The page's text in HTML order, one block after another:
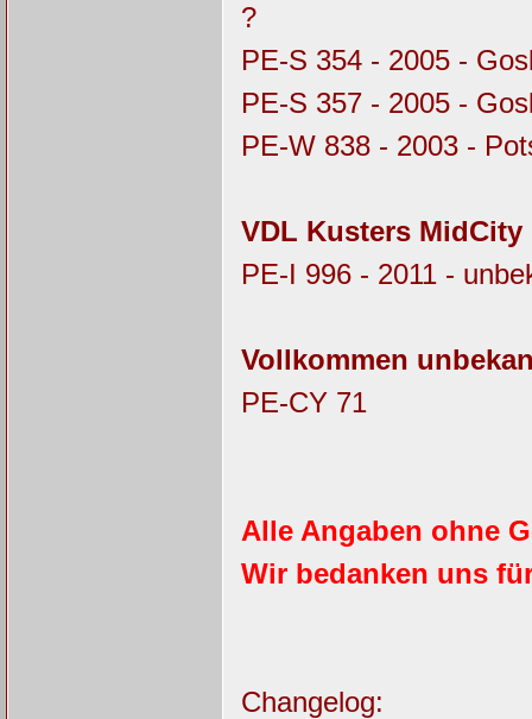
?
PE-S 354 - 2005 -
PE-S 357 - 2005 -
PE-W 838 - 2003 -
VDL Kusters MidCity
PE-I 996 - 2011 -
Vollkommen
PE-CY 71
Alle Angaben ohne
Wir bedanken uns
Changelog: